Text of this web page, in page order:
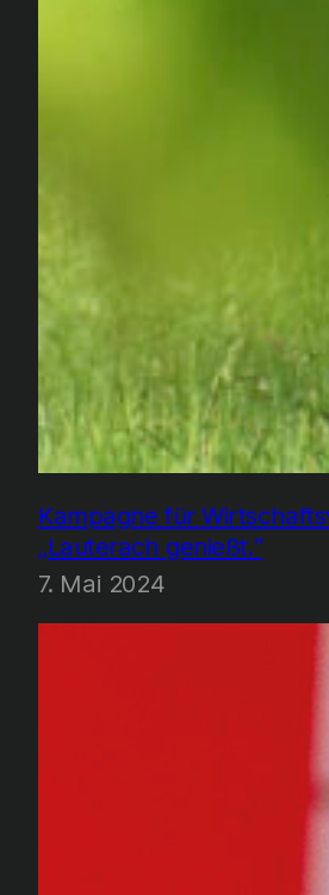
Kampagne für
„Lauterach genießt.“
7. Mai 2024